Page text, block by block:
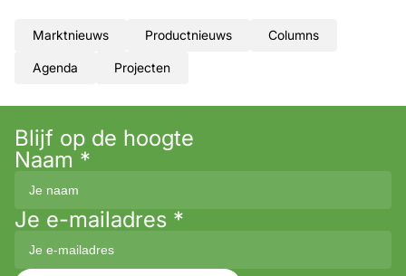
Marktnieuws Productnieuws Columns
Agenda Projecten
Blijf op de hoogte
Naam *
Je e-mailadres *